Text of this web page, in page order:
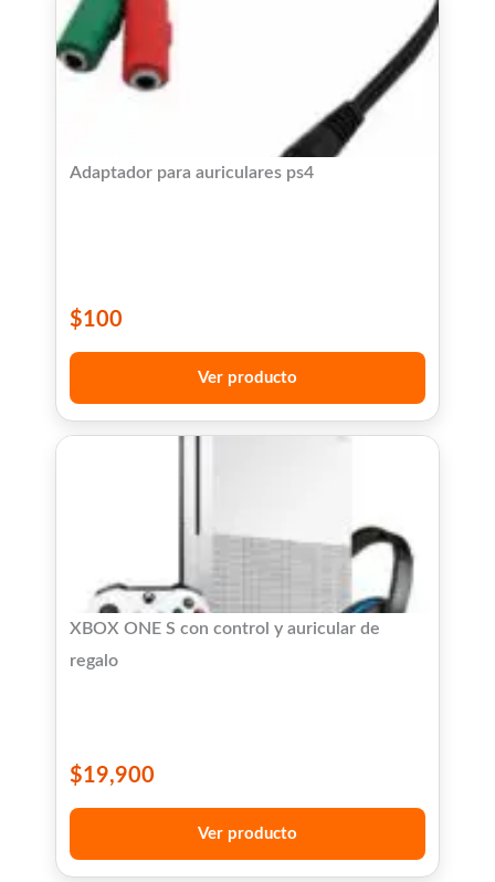
Adaptador para auriculares ps4
$100
Ver producto
XBOX ONE S con control y auricular de
regalo
$19,900
Ver producto